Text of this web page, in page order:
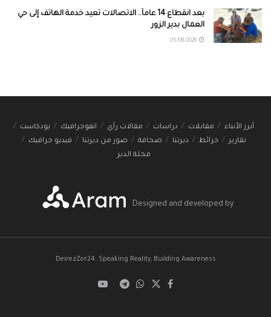
بعد انقطاع 14 عاماً.. الاتصالات تعيد خدمة الهاتف إلى حي
العمال بدير الزور
أبرز الأنباء مقابلات دراسات مقالات رأي انفوجرافيك
بودكاست
تقارير
خرائط ديرتنا صحافة صور من ديرتنا
فيديو جرافيك
مجلة الدير
Designed and developed by
DeirezZor24: Speaking Reality, Building Awareness